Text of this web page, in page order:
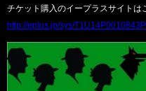
チケット購入のイープラスサイトは
http://eplus.jp/sys/